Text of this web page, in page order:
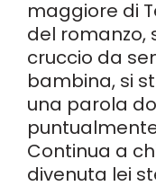
maggiore di
del romanzo,
cruccio da
bambina, si
una parola
Continua a
divenuta lei